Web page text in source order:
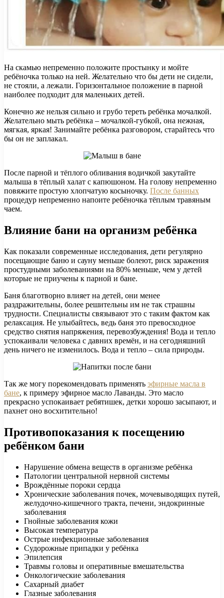
На скамью непременно положите простынку и мойте
ребёночка только на ней. Желательно что бы дети не сидели,
не стояли, а лежали. Горизонтальное положение в парной
наиболее подходит для маленьких детей.
Конечно же нельзя сильно и грубо тереть ребёнка мочалкой.
Желательно мыть ребёнка – мочалкой-губкой, она нежная,
мягкая, яркая! Занимайте ребёнка разговором, старайтесь что
бы он не заплакал.
После парной и тёплого обливания водичкой закутайте
малыша в тёплый халат с капюшоном. На голову непременно
повяжите простую хлопчатую косыночку. После банных
процедур непременно напоите ребёночка тёплым травяным
чаем.
Влияние бани на организм ребёнка
Как показали современные исследования, дети регулярно
посещающие баню и сауну меньше болеют, риск заражения
простудными заболеваниями на 80% меньше, чем у детей
которые не приучены к парной и бане.
Баня благотворно влияет на детей, они менее
раздражительны, более решительны им не так страшны
трудности. Специалисты связывают это с таким фактом как
релаксация. Не улыбайтесь, ведь баня это превосходное
средство снятия напряжения, перевозбуждения! Вода и тепло
успокаивали человека с давних времён, и на сегодняшний
день ничего не изменилось. Вода и тепло – сила природы.
Так же могу порекомендовать применять эфирные масла в
бане, к примеру эфирное масло Лаванды. Это масло
прекрасно успокаивает ребятишек, детки хорошо засыпают, и
пахнет оно восхитительно!
Противопоказания к посещению
ребёнком бани
Нарушение обмена веществ в организме ребёнка
Патологии центральной нервной системы
Врождённые пороки сердца
Хронические заболевания почек, мочевыводящих путей,
желудочно-кишечного тракта, печени, эндокринные
заболевания
Гнойные заболевания кожи
Высокая температура
Острые инфекционные заболевания
Судорожные припадки у ребёнка
Эпилепсия
Травмы головы и оперативные вмешательства
Онкологические заболевания
Сахарный диабет
Глазные заболевания